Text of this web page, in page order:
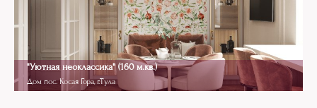
"Уютная неоклассика" (160 м.кв.)
Дом пос. Косая Гора, г.Тула